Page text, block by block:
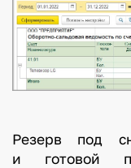
Резерв под
и готовой